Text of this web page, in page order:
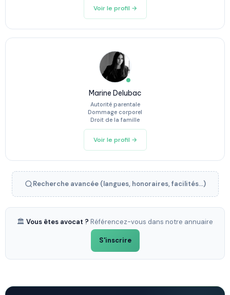
Voir le profil →
Marine Delubac
Autorité parentale
Dommage corporel
Droit de la famille
Voir le profil →
Recherche avancée (langues, honoraires, facilités...)
🏛️ Vous êtes avocat ? Référencez-vous dans notre annuaire
S'inscrire